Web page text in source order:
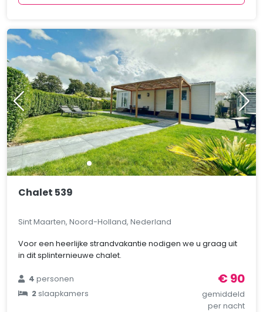
Chalet 539
Sint Maarten, Noord-Holland, Nederland
Voor een heerlijke strandvakantie nodigen we u graag uit
in dit splinternieuwe chalet.
4personen
2slaapkamers
€ 90
gemiddeld
per nacht